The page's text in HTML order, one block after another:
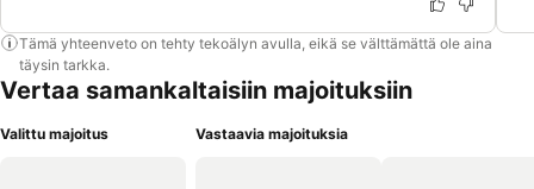
Tämä yhteenveto on tehty tekoälyn avulla, eikä se välttämättä ole aina
täysin tarkka.
Vertaa samankaltaisiin majoituksiin
Valittu majoitus Vastaavia majoituksia